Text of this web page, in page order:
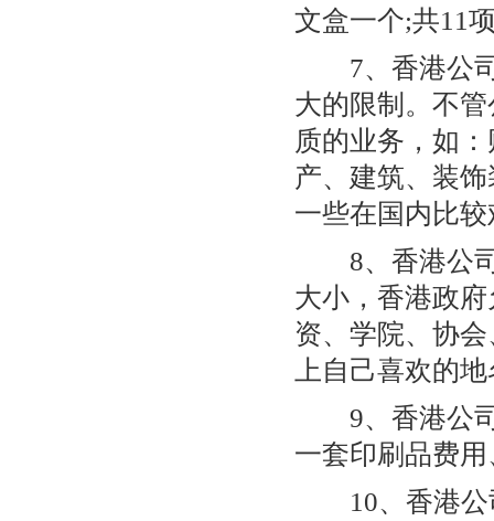
文盒一个;共11
7、香港公司
大的限制。不
质的业务，如
产、建筑、装
一些在国内比
8、香港公司
大小，香港政
资、学院、协
上自己喜欢的
9、香港公司
一套印刷品费
10、香港公